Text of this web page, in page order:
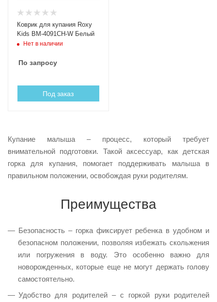
Коврик для купания Roxy
Kids BM-4091CH-W Белый
Нет в наличии
По запросу
Под заказ
Купание малыша – процесс, который требует
внимательной подготовки. Такой аксессуар, как детская
горка для купания, помогает поддерживать малыша в
правильном положении, освобождая руки родителям.
Преимущества
Безопасность – горка фиксирует ребенка в удобном и
безопасном положении, позволяя избежать скольжения
или погружения в воду. Это особенно важно для
новорожденных, которые еще не могут держать голову
самостоятельно.
Удобство для родителей – с горкой руки родителей